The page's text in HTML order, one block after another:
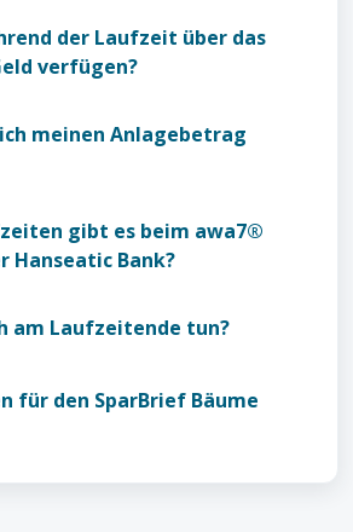
der Laufzeit über das
verfügen?
meinen Anlagebetrag
gibt es beim awa7®
Hanseatic Bank?
am Laufzeitende tun?
für den SparBrief Bäume